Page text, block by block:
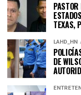
PASTOR
TEXAS,
LAHD_HN
DE